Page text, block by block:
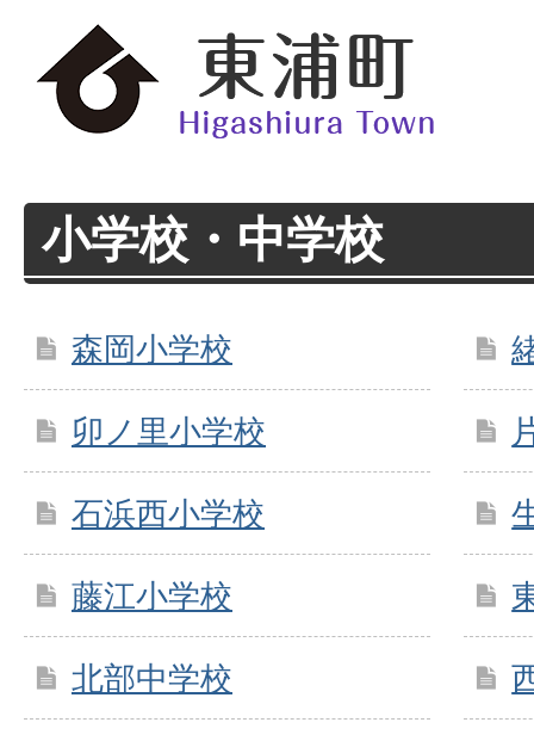
小学校・中学校
森岡小学校
卯ノ里小学校
石浜西小学校
藤江小学校
北部中学校